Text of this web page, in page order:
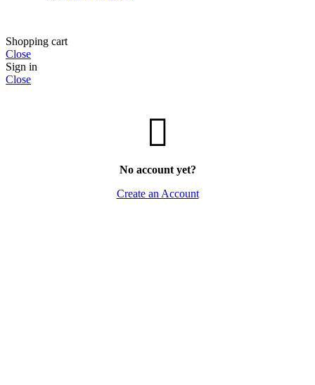
Shopping cart
Close
Sign in
Close
No account yet?
Create an Account